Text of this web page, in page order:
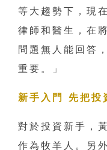
等大趨勢下，現
律師和醫生，在
問題無人能回答
重要。」
新手入門 先把投
對於投資新手，
作為牧羊人。另